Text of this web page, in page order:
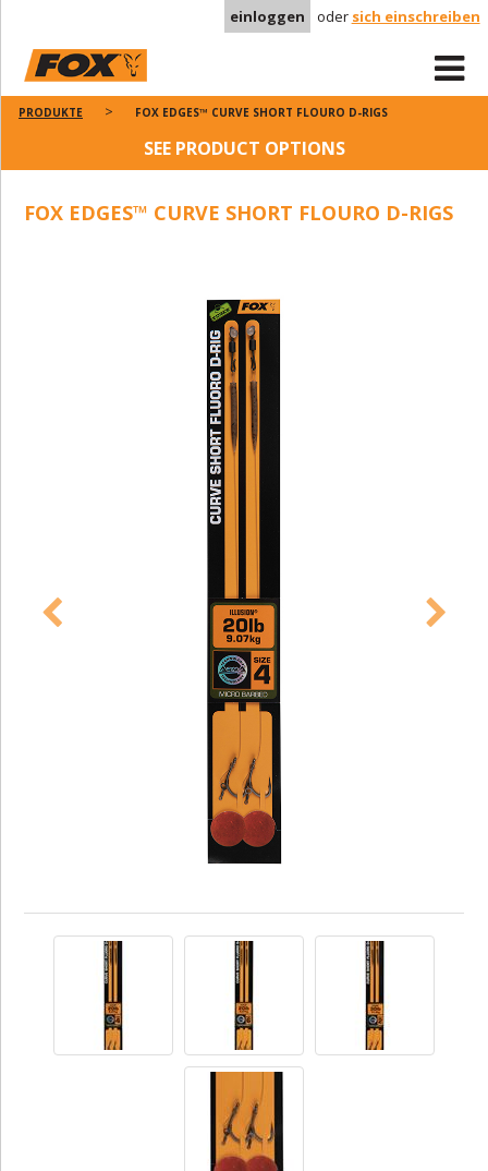
einloggen oder sich einschreiben
PRODUKTE FOX EDGES™ CURVE SHORT FLOURO D-RIGS
SEE PRODUCT OPTIONS
FOX EDGES™ CURVE SHORT FLOURO D-RIGS